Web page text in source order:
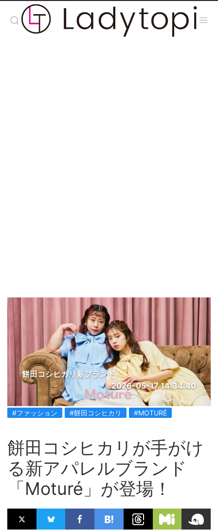
餅田コシヒカリ新ブランド
2026-05-17 14:34:40
#ファッション #餅田コシヒカリ #MOTURÉ
餅田コシヒカリが手がけ
る新アパレルブランド
「Moturé」が登場！